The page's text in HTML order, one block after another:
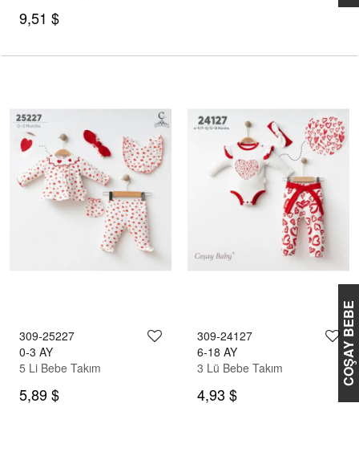
9,51 $
COŞAY BEBE
309-25227
0-3 AY
5 Li Bebe Takım
5,89 $
309-24127
6-18 AY
3 Lü Bebe Takım
4,93 $